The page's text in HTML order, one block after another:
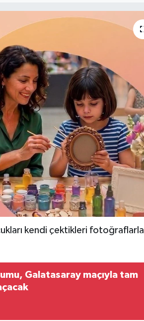
kendi çektikleri fotoğraflarla
Galatasaray maçıyla tam